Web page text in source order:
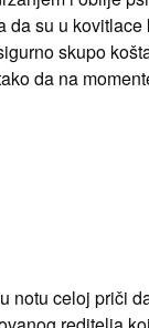
da su u
skupo
da na
notu celoj priči